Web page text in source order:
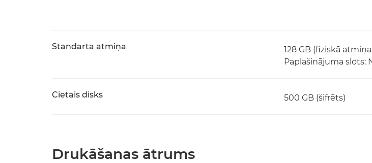
Standarta atmiņa
128 GB (fiziskā atmiņa
Paplašinājuma slots:
Cietais disks 500 GB (šifrēts)
Drukāšanas ātrums